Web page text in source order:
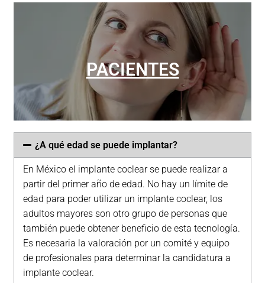
PACIENTES
¿SOY CANDIDATO?
¿A qué edad se puede implantar?
En México el implante coclear se puede realizar a
partir del primer año de edad. No hay un límite de
edad para poder utilizar un implante coclear, los
adultos mayores son otro grupo de personas que
también puede obtener beneficio de esta tecnología.
Es necesaria la valoración por un comité y equipo
de profesionales para determinar la candidatura a
implante coclear.